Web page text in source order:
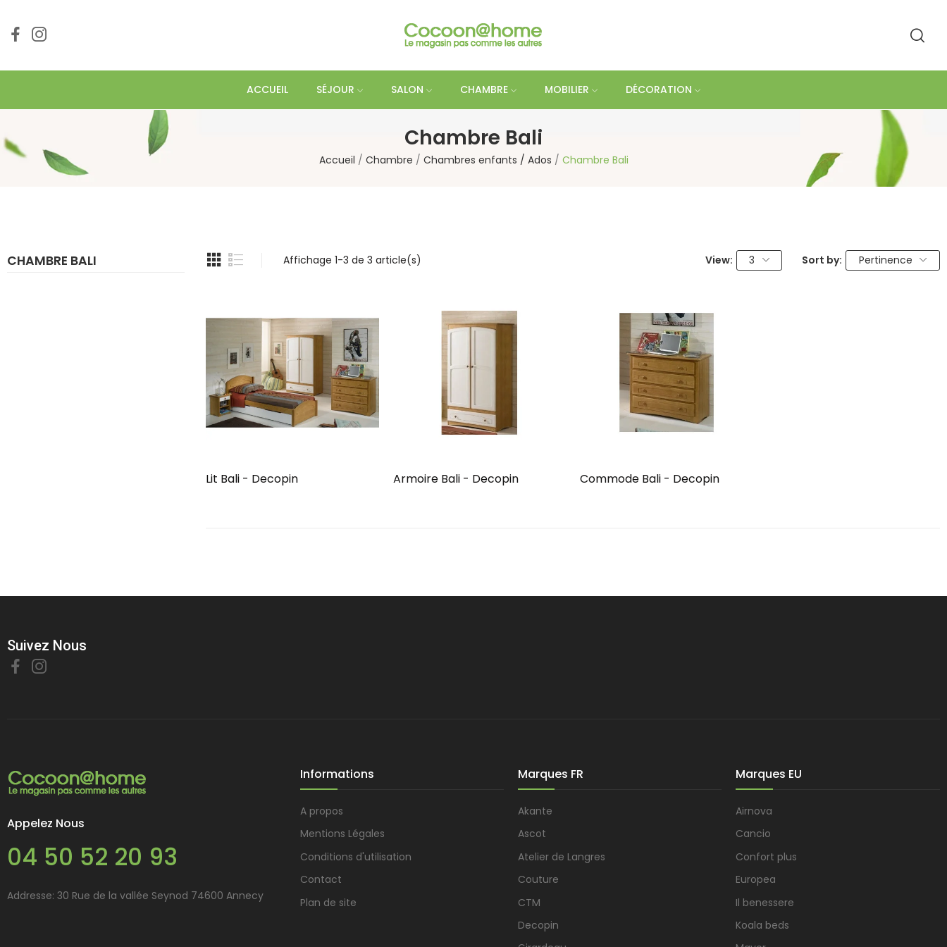
ACCUEIL SÉJOUR SALON CHAMBRE MOBILIER DÉCORATION
Chambre Bali
Accueil Chambre Chambres enfants / Ados Chambre Bali
CHAMBRE BALI Affichage 1-3 de 3 article(s) View: 3 Sort by: Pertinence
Lit Bali - Decopin Armoire Bali - Decopin Commode Bali - Decopin
Suivez Nous
Appelez Nous
04 50 52 20 93
Addresse: 30 Rue de la vallée Seynod 74600 Annecy
Informations
A propos
Mentions Légales
Conditions d'utilisation
Contact
Plan de site
Marques FR
Akante
Ascot
Atelier de Langres
Couture
CTM
Decopin
Marques EU
Airnova
Cancio
Confort plus
Europea
Il benessere
Koala beds